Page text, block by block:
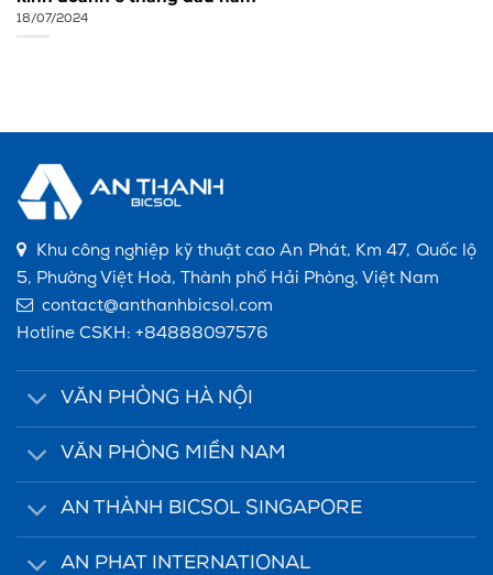
18/07/2024
Khu công nghiệp kỹ thuật cao An Phát, Km 47, Quốc lộ
5, Phường Việt Hoà, Thành phố Hải Phòng, Việt Nam
contact@anthanhbicsol.com
Hotline CSKH: +84888097576
VĂN PHÒNG HÀ NỘI
VĂN PHÒNG MIỀN NAM
AN THÀNH BICSOL SINGAPORE
AN PHAT INTERNATIONAL